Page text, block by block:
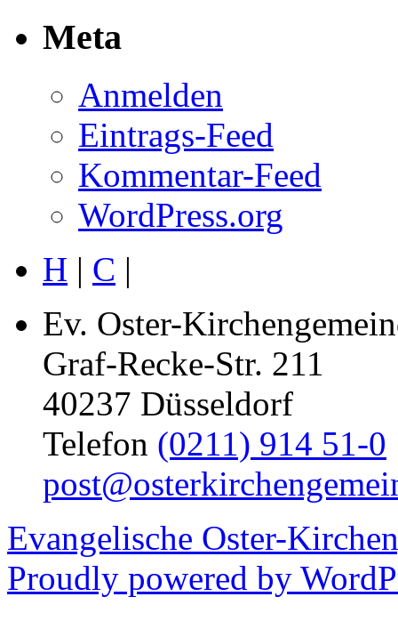
Meta
Anmelden
Eintrags-Feed
Kommentar-Feed
WordPress.org
H | C |
Ev. Oster-
Graf-Recke-Str. 211
40237 Düsseldorf
Telefon (0211) 914 51-0
Evangelische Oster-
Proudly powered by